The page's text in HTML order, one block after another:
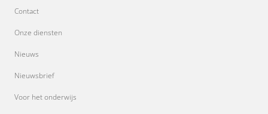
Contact
Onze diensten
Nieuws
Nieuwsbrief
Voor het onderwijs